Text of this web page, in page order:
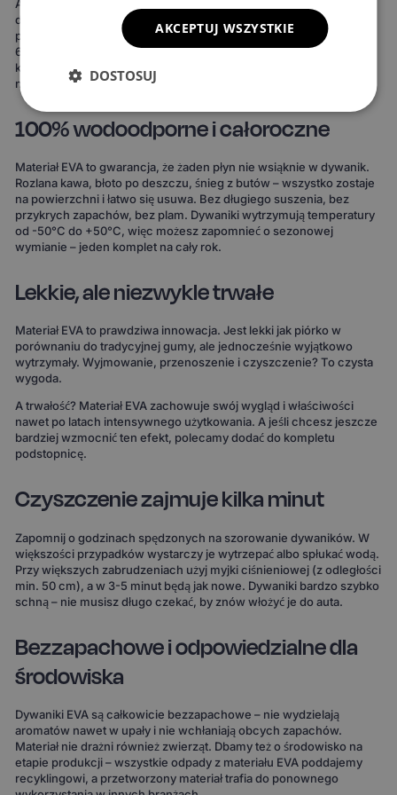
Ale to nie wszystko. Możesz też stworzyć dywaniki idealnie
dopasowane do Twojego stylu. Do wyboru masz 15 kolorów
powierzchni, 3 wzory komórek i 20 wariantów obszycia – to ponad
690 kombinacji! Możesz wybrać dywaniki, które idealnie
komponują się z wnętrzem Twojego auta lub nadają mu zupełnie
nowy charakter.
100% wodoodporne i całoroczne
Materiał EVA to gwarancja, że żaden płyn nie wsiąknie w dywanik.
Rozlana kawa, błoto po deszczu, śnieg z butów – wszystko zostaje
na powierzchni i łatwo się usuwa. Bez długiego suszenia, bez
przykrych zapachów, bez plam. Dywaniki wytrzymują temperatury
od -50°C do +50°C, więc możesz zapomnieć o sezonowej
wymianie – jeden komplet na cały rok.
Lekkie, ale niezwykle trwałe
Materiał EVA to prawdziwa innowacja. Jest lekki jak piórko w
porównaniu do tradycyjnej gumy, ale jednocześnie wyjątkowo
wytrzymały. Wyjmowanie, przenoszenie i czyszczenie? To czysta
wygoda.
A trwałość? Materiał EVA zachowuje swój wygląd i właściwości
nawet po latach intensywnego użytkowania. A jeśli chcesz jeszcze
bardziej wzmocnić ten efekt, polecamy dodać do kompletu
podstopnicę.
Czyszczenie zajmuje kilka minut
Zapomnij o godzinach spędzonych na szorowanie dywaników. W
większości przypadków wystarczy je wytrzepać albo spłukać wodą.
Przy większych zabrudzeniach użyj myjki ciśnieniowej (z odległości
min. 50 cm), a w 3-5 minut będą jak nowe. Dywaniki bardzo szybko
schną – nie musisz długo czekać, by znów włożyć je do auta.
Bezzapachowe i odpowiedzialne dla
środowiska
Dywaniki EVA są całkowicie bezzapachowe – nie wydzielają
aromatów nawet w upały i nie wchłaniają obcych zapachów.
Materiał nie drażni również zwierząt. Dbamy też o środowisko na
etapie produkcji – wszystkie odpady z materiału EVA poddajemy
recyklingowi, a przetworzony materiał trafia do ponownego
AKCEPTUJ WSZYSTKIE
DOSTOSUJ